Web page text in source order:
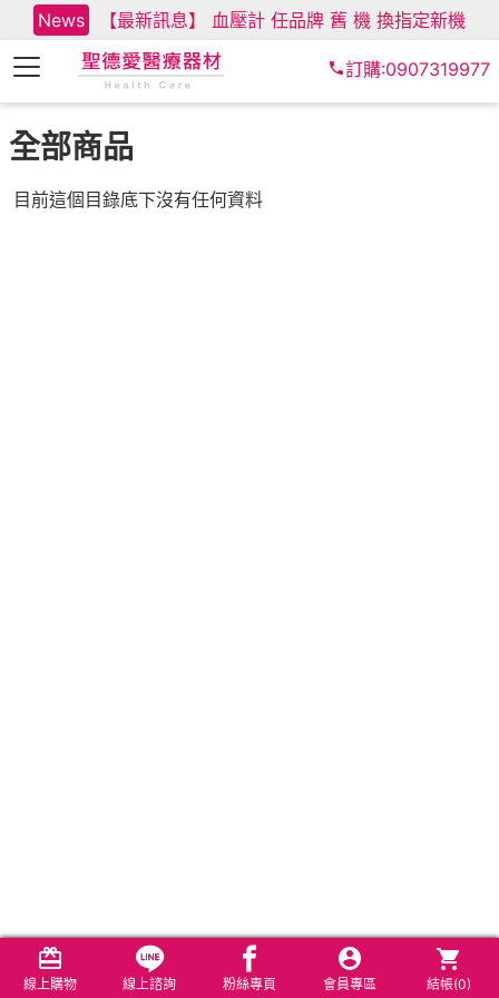
News 【最新訊息】 血壓計 任品牌 舊 機 換指定新機
訂購:0907319977
全部商品
目前這個目錄底下沒有任何資料
線上購物 線上諮詢 粉絲專頁 會員專區 結帳(0)